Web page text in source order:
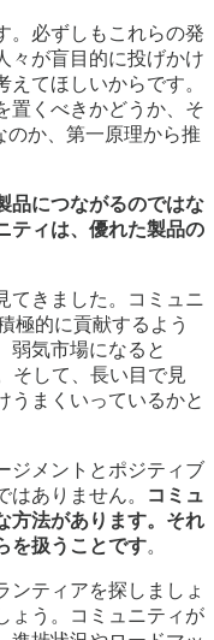
。必ずしもこれらの発
々が盲目的に投げかけ
てほしいからです。
置くべきかどうか、そ
のか、第一原理から推
品につながるのではな
ティは、優れた製品の
てきました。コミュニ
極的に貢献するよう
弱気市場になると
そして、長い目で見
うまくいっているかと
ジメントとポジティブ
ありません。
コミュ
方法があります。それ
を扱うことです。
ンティアを探しましょ
ょう。コミュニティが